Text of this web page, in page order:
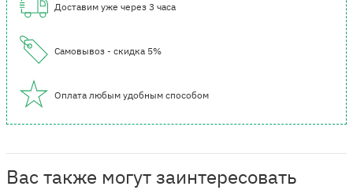
Доставим уже через 3 часа
Самовывоз - скидка 5%
Оплата любым удобным способом
Вас также могут заинтересовать